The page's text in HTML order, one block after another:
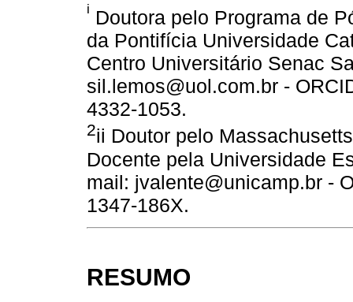
i Doutora pelo Programa de
da Pontifícia Universidade
Centro Universitário Senac
sil.lemos@uol.com.br -
4332-1053.
2ii Doutor pelo
Docente pela Universidade
mail: jvalente@unicamp.br -
1347-186X.
RESUMO